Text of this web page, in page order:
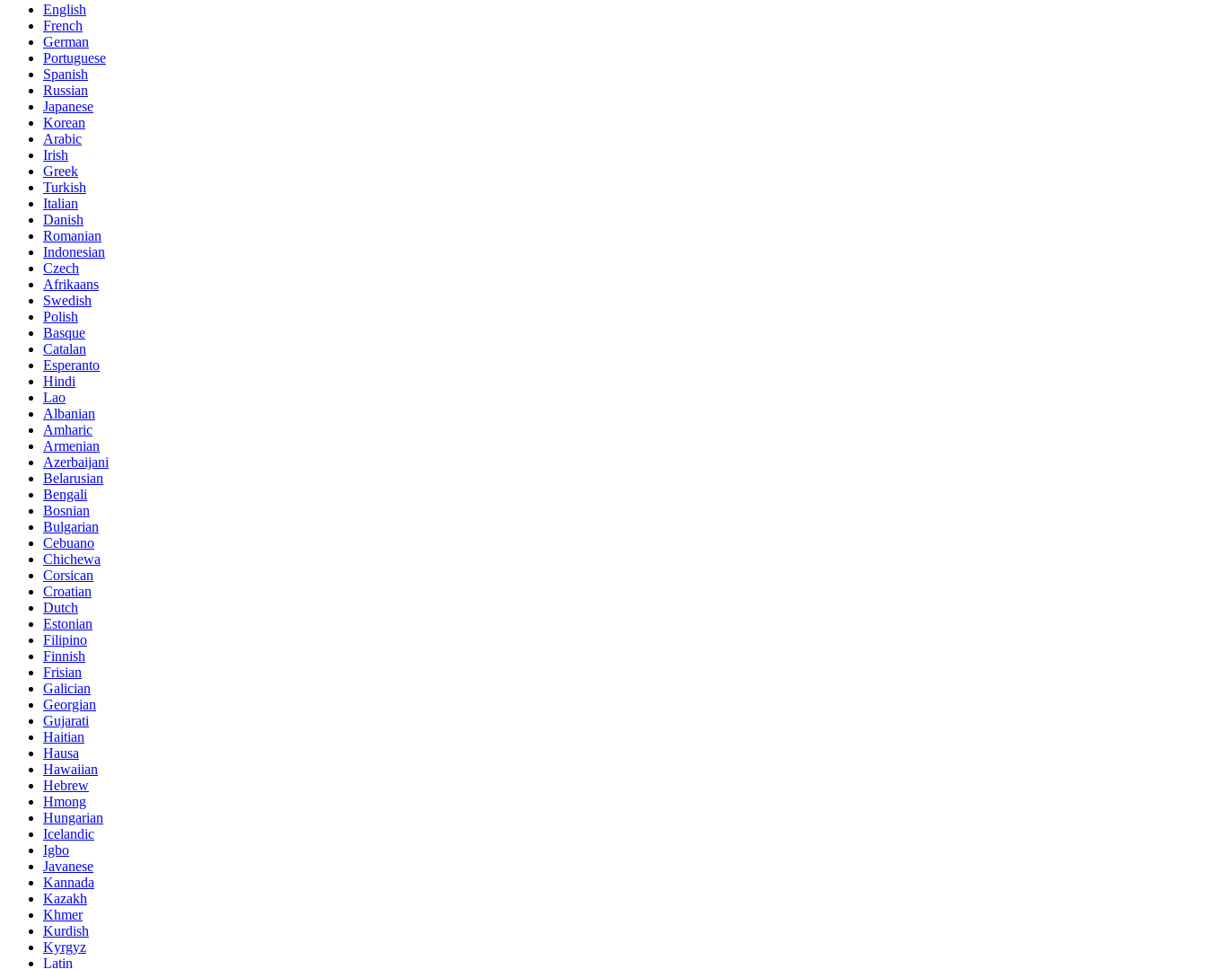
English
French
German
Portuguese
Spanish
Russian
Japanese
Korean
Arabic
Irish
Greek
Turkish
Italian
Danish
Romanian
Indonesian
Czech
Afrikaans
Swedish
Polish
Basque
Catalan
Esperanto
Hindi
Lao
Albanian
Amharic
Armenian
Azerbaijani
Belarusian
Bengali
Bosnian
Bulgarian
Cebuano
Chichewa
Corsican
Croatian
Dutch
Estonian
Filipino
Finnish
Frisian
Galician
Georgian
Gujarati
Haitian
Hausa
Hawaiian
Hebrew
Hmong
Hungarian
Icelandic
Igbo
Javanese
Kannada
Kazakh
Khmer
Kurdish
Kyrgyz
Latin